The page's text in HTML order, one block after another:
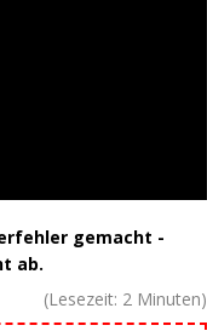
gemacht -
ab.
(Lesezeit: 2 Minuten)